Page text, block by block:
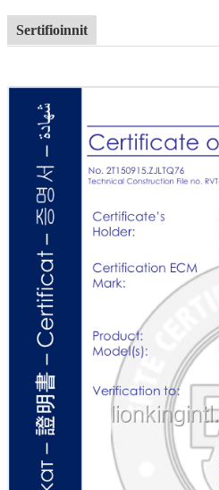
Sertifioinnit